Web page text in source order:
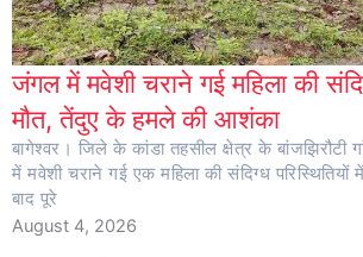
जंगल में मवेशी चराने गई महिला की
मौत, तेंदुए के हमले की आशंका
बागेश्वर। जिले के कांडा तहसील क्षेत्र के बांजझिरौटी
में मवेशी चराने गई एक महिला की संदिग्ध
बाद पूरे
August 4, 2026